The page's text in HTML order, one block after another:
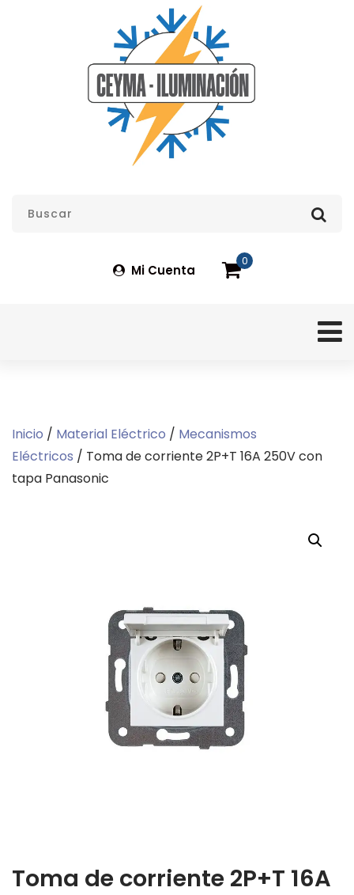
Mi Cuenta
0
Inicio / Material Eléctrico / Mecanismos
Eléctricos / Toma de corriente 2P+T 16A 250V con
tapa Panasonic
Toma de corriente 2P+T 16A